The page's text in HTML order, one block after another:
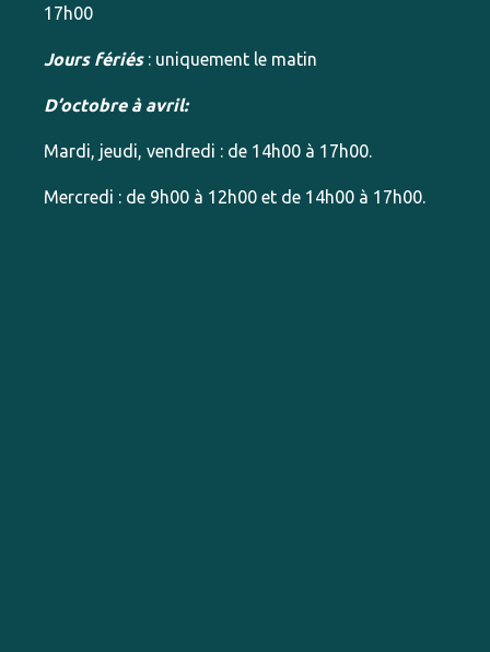
17h00
Jours fériés: uniquement le matin
D’octobre à avril:
Mardi, jeudi, vendredi : de 14h00 à 17h00.
Mercredi : de 9h00 à 12h00 et de 14h00 à 17h00.